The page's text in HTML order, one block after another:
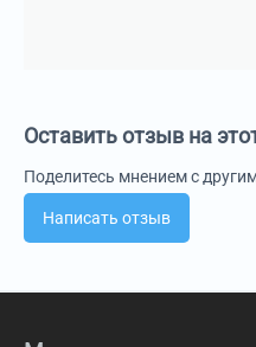
Оставить отзыв на
Поделитесь мнением с
Написать отзыв